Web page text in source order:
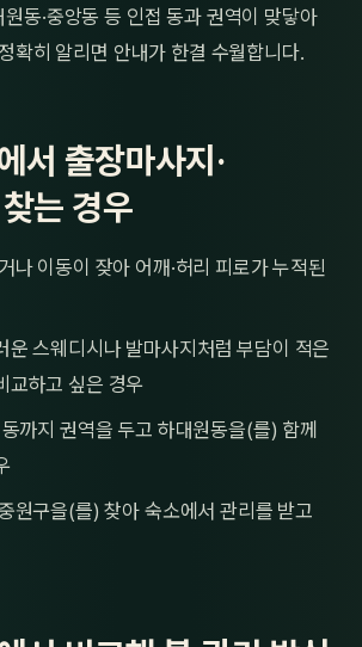
원동·중앙동 등 인접 동과 권역이 맞닿아
확히 알리면 안내가 한결 수월합니다.
서 출장마사지·
는 경우
나 이동이 잦아 어깨·허리 피로가 누적된
운 스웨디시나 발마사지처럼 부담이 적은
교하고 싶은 경우
까지 권역을 두고 하대원동을(를) 함께
원구을(를) 찾아 숙소에서 관리를 받고